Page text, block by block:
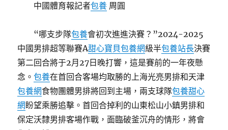
中國體育報記者包養 周圓
“哪支步隊包養會初次進進決賽？”2024-2025
中國男排超等聯賽A甜心寶貝包養網級半包養站長決賽
第二回合將于2月27日晚打響，這是賽前的一年夜懸
念。包養在首回合客場均取勝的上海光亮男排和天津
包養網食物團體男排將回到主場，兩支球隊包養甜心
網 盼望乘勝追擊。首回合掉利的山東松山小鎮男排和
保定沃隸男排客場作戰，面臨破釜沉舟的情形，將會